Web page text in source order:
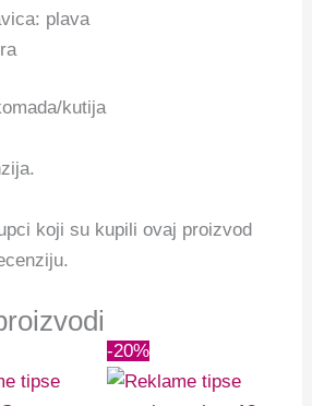
plava
kutija
koji su kupili ovaj proizvod
cijena
-20%
cijenacijena